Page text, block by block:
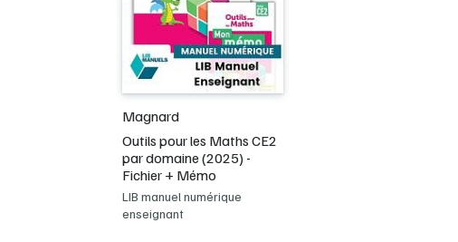
Magnard
Outils pour les Maths CE2
par domaine (2025) -
Fichier + Mémo
LIB manuel numérique
enseignant